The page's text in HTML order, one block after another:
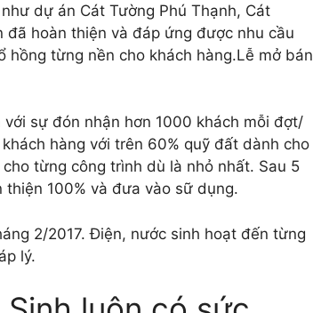
dự án Cát Tường Phú Thạnh, Cát
đã hoàn thiện và đáp ứng được nhu cầu
hồng từng nền cho khách hàng.Lễ mở bán
với sự đón nhận hơn 1000 khách mỗi đợt/
hàng với trên 60% quỹ đất dành cho
từng công trình dù là nhỏ nhất. Sau 5
100% và đưa vào sữ dụng.
2/2017. Điện, nước sinh hoạt đến từng
lý.